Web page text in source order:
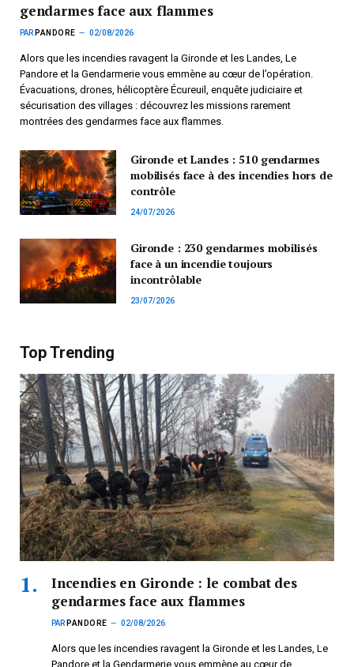
gendarmes face aux flammes
PAR PANDORE 02/08/2026
Alors que les incendies ravagent la Gironde et les Landes, Le
Pandore et la Gendarmerie vous emmène au cœur de l’opération.
Évacuations, drones, hélicoptère Écureuil, enquête judiciaire et
sécurisation des villages : découvrez les missions rarement
montrées des gendarmes face aux flammes.
Gironde et Landes : 510 gendarmes
mobilisés face à des incendies hors de
contrôle
24/07/2026
Gironde : 230 gendarmes mobilisés
face à un incendie toujours
incontrôlable
23/07/2026
Top Trending
Incendies en Gironde : le combat des
gendarmes face aux flammes
PAR PANDORE 02/08/2026
Alors que les incendies ravagent la Gironde et les Landes, Le
Pandore et la Gendarmerie vous emmène au cœur de